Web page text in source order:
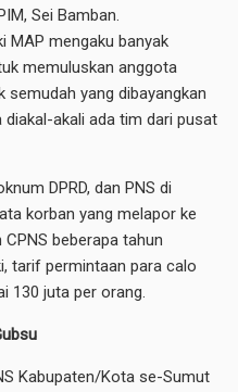
Sei Bamban.
MAP mengaku banyak
memuluskan anggota
semudah yang dibayangkan
akali ada tim dari pusat
DPRD, dan PNS di
korban yang melapor ke
beberapa tahun
tarif permintaan para calo
130 juta per orang.
Kabupaten/Kota se-Sumut